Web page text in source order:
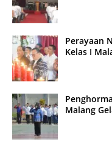
Perayaan
Kelas I
Malang